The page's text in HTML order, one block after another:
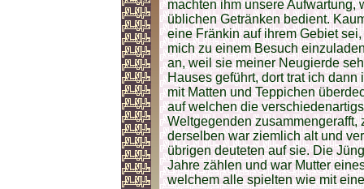
machten ihm unsere Aufwartung,
üblichen Getränken bedient.
eine Fränkin auf ihrem Gebiet
mich zu einem Besuch
an, weil sie meiner Neugierde
Hauses geführt, dort trat ich
mit Matten und Teppichen
auf welchen die
Weltgegenden
derselben war ziemlich alt und
übrigen deuteten auf sie. Die
Jahre zählen und war Mutter
welchem alle spielten wie mit